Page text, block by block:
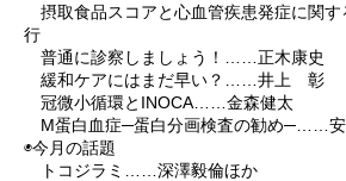
摂取食品スコアと心血管疾患発症に関
行
普通に診察しましょう！……正木康史
緩和ケアにはまだ早い？……井上 彰
冠微小循環とINOCA……金森健太
M蛋白血症─蛋白分画検査の勧め─……
◉今月の話題
トコジラミ……深澤毅倫ほか